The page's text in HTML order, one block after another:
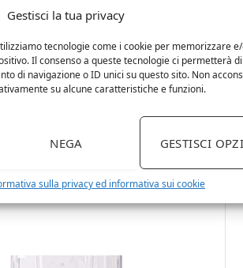
Gestisci la tua privacy
tecnologie come i cookie per memorizzare
Il consenso a queste tecnologie ci permetterà di
di navigazione o ID unici su questo sito. Non
su alcune caratteristiche e funzioni.
NEGA GESTISCI
sulla privacy ed informativa sui cookie
43 once di capacità